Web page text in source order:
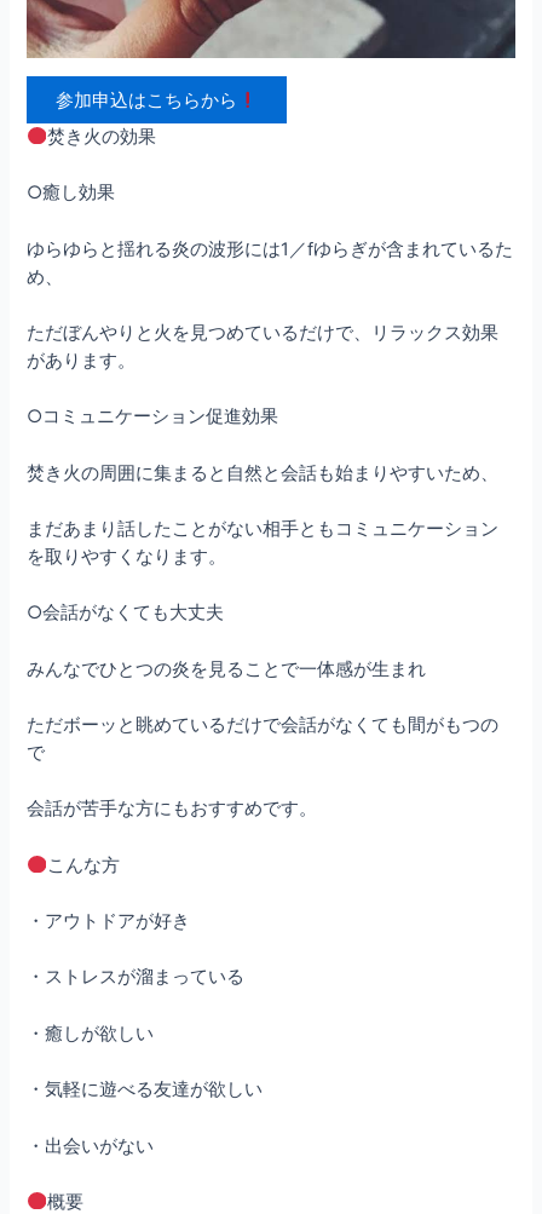
参加申込はこちらから
焚き火の効果
○癒し効果
ゆらゆらと揺れる炎の波形には1／fゆらぎが含まれているた
め、
ただぼんやりと火を見つめているだけで、リラックス効果
があります。
○コミュニケーション促進効果
焚き火の周囲に集まると自然と会話も始まりやすいため、
まだあまり話したことがない相手ともコミュニケーション
を取りやすくなります。
○会話がなくても大丈夫
みんなでひとつの炎を見ることで一体感が生まれ
ただボーッと眺めているだけで会話がなくても間がもつの
で
会話が苦手な方にもおすすめです。
こんな方
・アウトドアが好き
・ストレスが溜まっている
・癒しが欲しい
・気軽に遊べる友達が欲しい
・出会いがない
概要